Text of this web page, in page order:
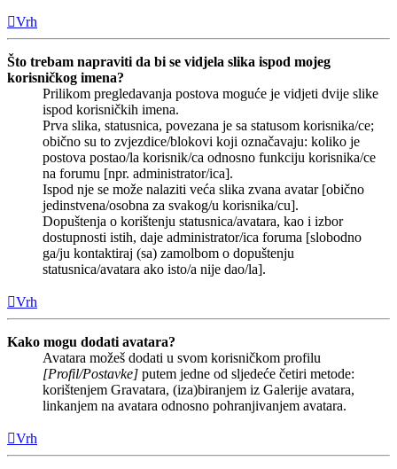
Vrh
Što trebam napraviti da bi se vidjela slika ispod mojeg
korisničkog imena?
Prilikom pregledavanja postova moguće je vidjeti dvije slike
ispod korisničkih imena.
Prva slika, statusnica, povezana je sa statusom korisnika/ce;
obično su to zvjezdice/blokovi koji označavaju: koliko je
postova postao/la korisnik/ca odnosno funkciju korisnika/ce
na forumu [npr. administrator/ica].
Ispod nje se može nalaziti veća slika zvana avatar [obično
jedinstvena/osobna za svakog/u korisnika/cu].
Dopuštenja o korištenju statusnica/avatara, kao i izbor
dostupnosti istih, daje administrator/ica foruma [slobodno
ga/ju kontaktiraj (sa) zamolbom o dopuštenju
statusnica/avatara ako isto/a nije dao/la].
Vrh
Kako mogu dodati avatara?
Avatara možeš dodati u svom korisničkom profilu
[Profil/Postavke] putem jedne od sljedeće četiri metode:
korištenjem Gravatara, (iza)biranjem iz Galerije avatara,
linkanjem na avatara odnosno pohranjivanjem avatara.
Vrh